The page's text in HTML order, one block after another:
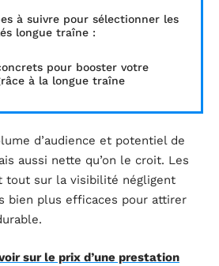
à suivre pour sélectionner les
longue traîne :
pour booster votre
à la longue traîne
d’audience et potentiel de
aussi nette qu’on le croit. Les
tout sur la visibilité négligent
bien plus efficaces pour attirer
sur le prix d’une prestation